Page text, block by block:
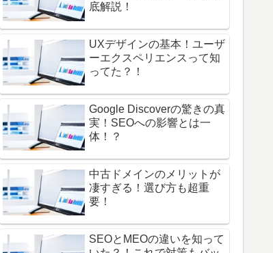
底解説！
UXデザインの基本！ユーザ
ーエクスペリエンスって知
ってた？！
Google Discoverの驚きの真
実！SEOへの影響とは一
体！？
中古ドメインのメリットが
凄すぎる！選び方も超重
要！
SEOとMEOの違いを知って